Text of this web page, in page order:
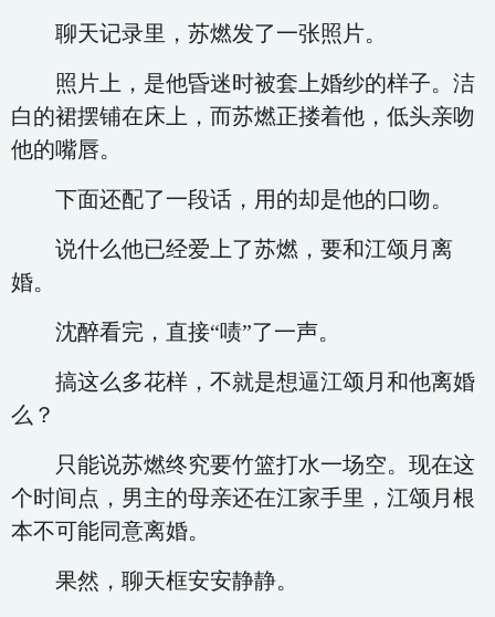
聊天记录里，苏燃发了一张照片。
照片上，是他昏迷时被套上婚纱的样子。洁
白的裙摆铺在床上，而苏燃正搂着他，低头亲吻
他的嘴唇。
下面还配了一段话，用的却是他的口吻。
说什么他已经爱上了苏燃，要和江颂月离
婚。
沈醉看完，直接“啧”了一声。
搞这么多花样，不就是想逼江颂月和他离婚
么？
只能说苏燃终究要竹篮打水一场空。现在这
个时间点，男主的母亲还在江家手里，江颂月根
本不可能同意离婚。
果然，聊天框安安静静。